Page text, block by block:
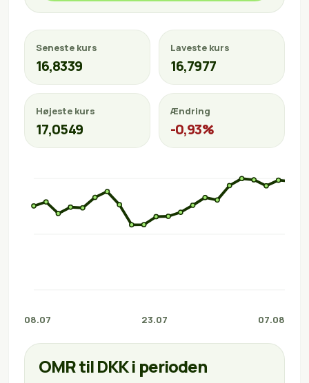
Seneste kurs
16,8339
Laveste kurs
16,7977
Højeste kurs
17,0549
Ændring
-0,93%
08.07 23.07 07.08
OMR til DKK i perioden